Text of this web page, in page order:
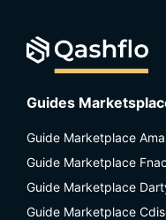
Guides
Guide Marketplace
Guide Marketplace Fnac
Guide Marketplace
Guide Marketplace